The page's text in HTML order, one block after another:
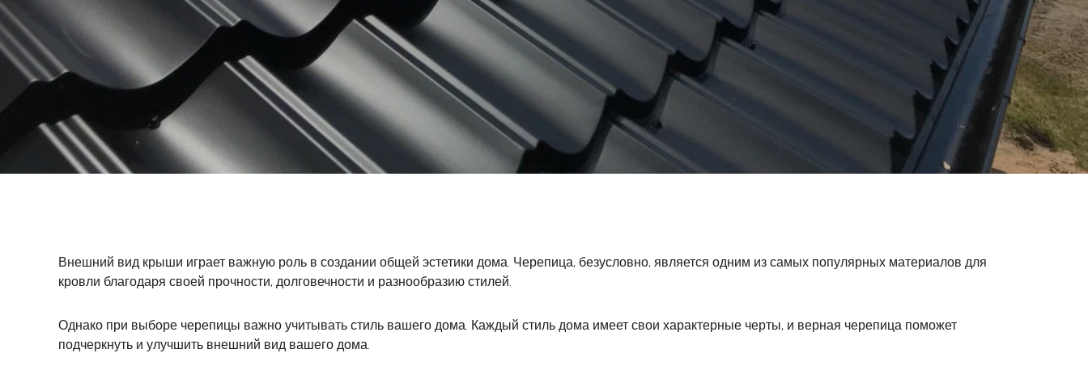
Внешний вид крыши играет важную роль в создании общей эстетики дома. Черепица, безусловно, является одним из самых популярных материалов для
кровли благодаря своей прочности, долговечности и разнообразию стилей.
Однако при выборе черепицы важно учитывать стиль вашего дома. Каждый стиль дома имеет свои характерные черты, и верная черепица поможет
подчеркнуть и улучшить внешний вид вашего дома.